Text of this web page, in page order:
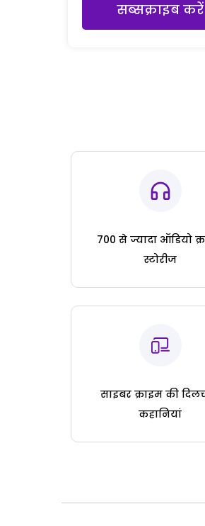
सब्सक्राइब करें
700 से ज्यादा ऑडियो
स्टोरीज
साइबर क्राइम की
कहानियां